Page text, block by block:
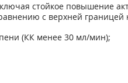
стойкое повышение
с верхней
(КК менее 30 мл/мин);